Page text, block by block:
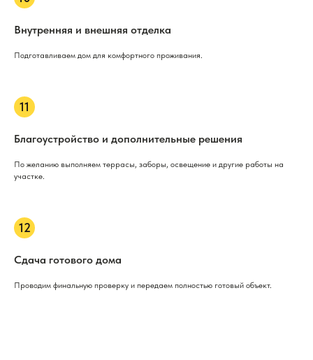
Внутренняя и внешняя отделка
Подготавливаем дом для комфортного проживания.
Благоустройство и дополнительные решения
По желанию выполняем террасы, заборы, освещение и другие работы на
участке.
Сдача готового дома
Проводим финальную проверку и передаем полностью готовый объект.